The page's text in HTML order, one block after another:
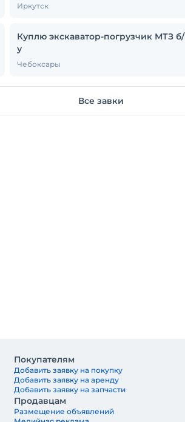
Иркутск
Куплю экскаватор-погрузчик МТЗ б/
у
Чебоксары
Все завки
Покупателям
Добавить заявку на покупку
Добавить заявку на аренду
Добавить заявку на запчасти
Продавцам
Размещение объявлений